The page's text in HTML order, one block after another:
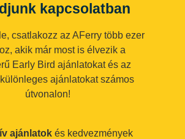
kapcsolatban
csatlakozz az AFerry több ezer
akik már most is élvezik a
Early Bird ajánlatokat és az
ajánlatokat számos
útvonalon!
ajánlatok és kedvezmények